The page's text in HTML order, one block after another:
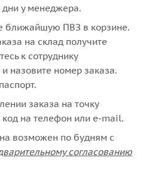
у менеджера.
ближайшую ПВЗ в корзине.
на склад получите
к сотруднику
назовите номер заказа.
заказа на точку
на телефон или e-mail.
возможен по будням с
согласованию